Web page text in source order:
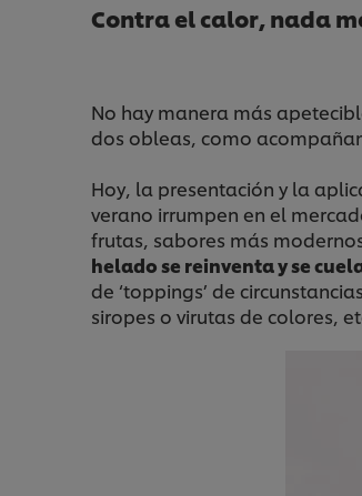
Contra el calor, nada
No hay manera más
dos obleas, como
Hoy, la presentación y la
verano irrumpen en el
frutas, sabores más
helado se reinventa y se
de ‘toppings’ de
siropes o virutas de colores,